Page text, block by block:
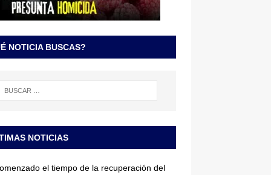
NOTICIA BUSCAS?
NOTICIAS
el tiempo de la recuperación del